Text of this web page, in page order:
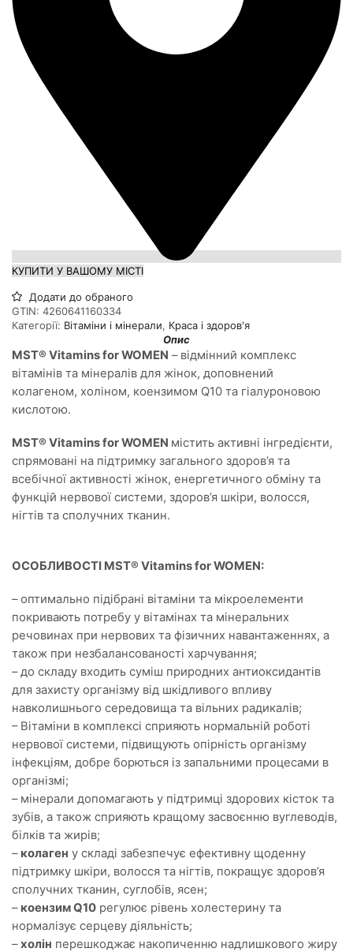
КУПИТИ У ВАШОМУ МІСТІ
Додати до обраного
GTIN: 4260641160334
Категорії: Вітаміни і мінерали, Краса і здоров'я
Опис
MST® Vitamins for WOMEN – відмінний комплекс
вітамінів та мінералів для жінок, доповнений
колагеном, холіном, коензимом Q10 та гіалуроновою
кислотою.
MST® Vitamins for WOMEN містить активні інгредієнти,
спрямовані на підтримку загального здоров’я та
всебічної активності жінок, енергетичного обміну та
функцій нервової системи, здоров’я шкіри, волосся,
нігтів та сполучних тканин.
ОСОБЛИВОСТІ MST® Vitamins for WOMEN:
– оптимально підібрані вітаміни та мікроелементи
покривають потребу у вітамінах та мінеральних
речовинах при нервових та фізичних навантаженнях, а
також при незбалансованості харчування;
– до складу входить суміш природних антиоксидантів
для захисту організму від шкідливого впливу
навколишнього середовища та вільних радикалів;
– Вітаміни в комплексі сприяють нормальній роботі
нервової системи, підвищують опірність організму
інфекціям, добре борються із запальними процесами в
організмі;
– мінерали допомагають у підтримці здорових кісток та
зубів, а також сприяють кращому засвоєнню вуглеводів,
білків та жирів;
– колаген у складі забезпечує ефективну щоденну
підтримку шкіри, волосся та нігтів, покращує здоров’я
сполучних тканин, суглобів, ясен;
– коензим Q10 регулює рівень холестерину та
нормалізує серцеву діяльність;
–холін перешкоджає накопиченню надлишкового жиру